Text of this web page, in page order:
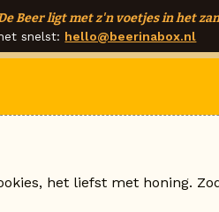
Beer ligt met z'n voetjes in het
snelst: hello@beerinabox.nl
het liefst met honing.